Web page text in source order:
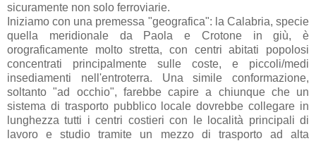
sicuramente non solo ferroviarie.
Iniziamo con una premessa "geografica": la Calabria, specie
quella meridionale da Paola e Crotone in giù, è
orograficamente molto stretta, con centri abitati popolosi
concentrati principalmente sulle coste, e piccoli/medi
insediamenti nell'entroterra. Una simile conformazione,
soltanto "ad occhio", farebbe capire a chiunque che un
sistema di trasporto pubblico locale dovrebbe collegare in
lunghezza tutti i centri costieri con le località principali di
lavoro e studio tramite un mezzo di trasporto ad alta